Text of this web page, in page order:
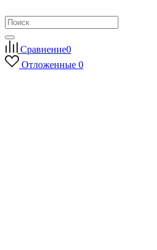
Сравнение0
Отложенные 0